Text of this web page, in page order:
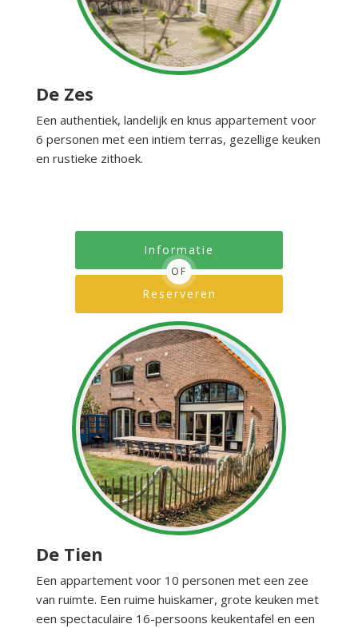
De Zes
Een authentiek, landelijk en knus appartement voor
6 personen met een intiem terras, gezellige keuken
en rustieke zithoek.
Informatie
OF
Reserveren
De Tien
Een appartement voor 10 personen met een zee
van ruimte. Een ruime huiskamer, grote keuken met
een spectaculaire 16-persoons keukentafel en een